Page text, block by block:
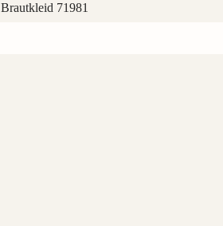
Brautkleid 71981